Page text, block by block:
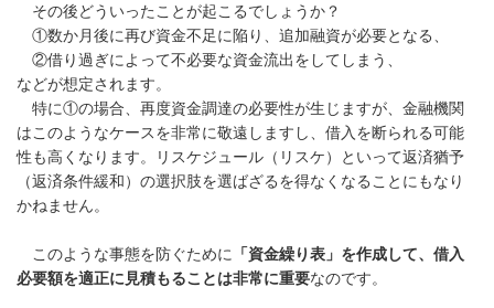
その後どういったことが起こるでしょうか？
①数か月後に再び資金不足に陥り、追加融資が必要となる、
②借り過ぎによって不必要な資金流出をしてしまう、
などが想定されます。
特に①の場合、再度資金調達の必要性が生じますが、金融機関
はこのようなケースを非常に敬遠しますし、借入を断られる可能
性も高くなります。リスケジュール（リスケ）といって返済猶予
（返済条件緩和）の選択肢を選ばざるを得なくなることにもなり
かねません。
このような事態を防ぐために
「資金繰り表」を作成して、借入
必要額を適正に見積もることは非常に重要なのです。